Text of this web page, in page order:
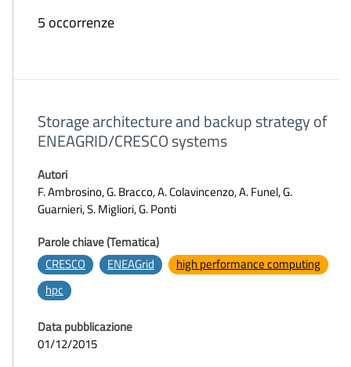
5 occorrenze
Storage architecture and backup strategy of
ENEAGRID/CRESCO systems
Autori
F. Ambrosino, G. Bracco, A. Colavincenzo, A. Funel, G.
Guarnieri, S. Migliori, G. Ponti
Parole chiave (Tematica)
CRESCO
ENEAGrid
high performance computing
hpc
Data pubblicazione
01/12/2015